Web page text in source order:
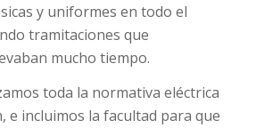
y uniformes en todo el
tramitaciones que
mucho tiempo.
toda la normativa eléctrica
e incluimos la facultad para que